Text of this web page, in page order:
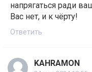
напрягаться ради
Вас нет, и к чёрту!
Ответить
KAHRAMON